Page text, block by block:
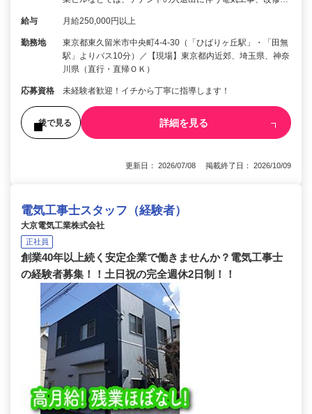
給与 月給250,000円以上
勤務地
東京都東久留米市中央町4-4-30（「ひばりヶ丘駅」・「田無
駅」よりバス10分）／【現場】東京都内近郊、埼玉県、神奈
川県（直行・直帰ＯＫ）
応募資格 未経験者歓迎！イチから丁寧に指導します！
後で見る 詳細を見る
更新日： 2026/07/08 掲載終了日： 2026/10/09
電気工事士スタッフ（経験者）
大京電気工業株式会社
正社員
創業40年以上続く安定企業で働きませんか？電気工事士
の経験者募集！！土日祝の完全週休2日制！！